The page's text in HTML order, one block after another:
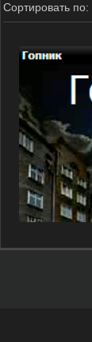
Сортировать по: